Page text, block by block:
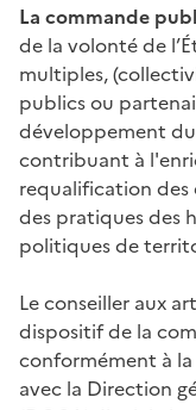
La commande
de la volonté de
multiples,
publics ou
développement
contribuant à
requalification des
des pratiques des
politiques de
Le conseiller aux
dispositif de la
conformément à
avec la Direction